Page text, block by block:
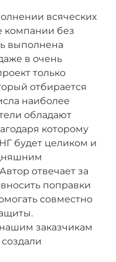
всяческих
компании без
выполнена
в очень
только
отбирается
наиболее
обладают
которому
будет целиком и
отвечает за
поправки
совместно
заказчикам